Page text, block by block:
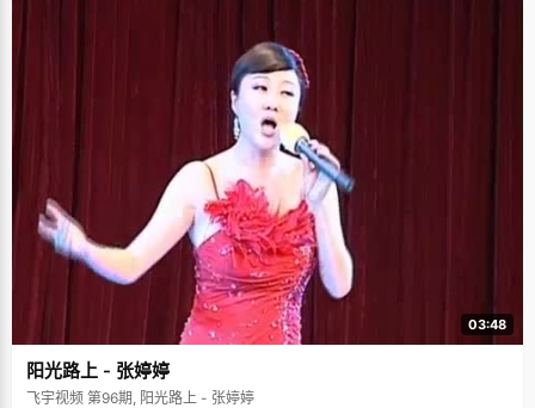
03:48
阳光路上 - 张婷婷
飞宇视频 第96期, 阳光路上 - 张婷婷